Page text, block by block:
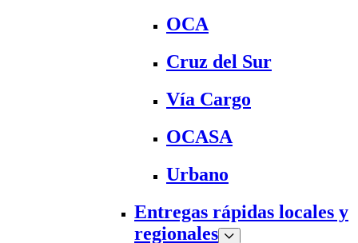
OCA
Cruz del Sur
Vía Cargo
OCASA
Urbano
Entregas rápidas locales y
regionales